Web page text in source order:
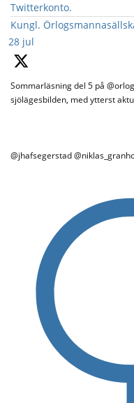
Twitterkonto.
Kungl.
28 jul
Sommarläsning del 5 på
sjölägesbilden, med ytterst
@jhafsegerstad